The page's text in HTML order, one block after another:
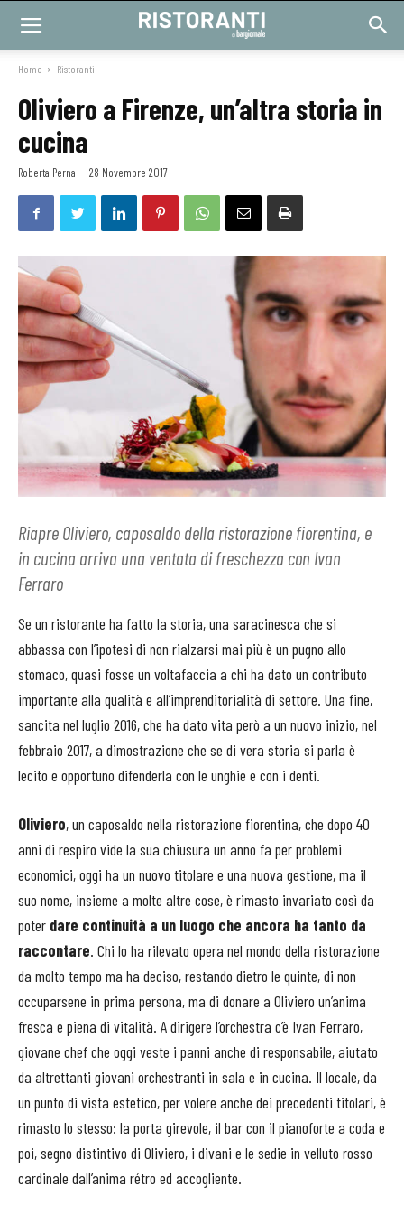
Home Ristoranti
Oliviero a Firenze, un’altra storia in
cucina
Roberta Perna - 28 Novembre 2017
Riapre Oliviero, caposaldo della ristorazione fiorentina, e
in cucina arriva una ventata di freschezza con Ivan
Ferraro
Se un ristorante ha fatto la storia, una saracinesca che si
abbassa con l’ipotesi di non rialzarsi mai più è un pugno allo
stomaco, quasi fosse un voltafaccia a chi ha dato un contributo
importante alla qualità e all’imprenditorialità di settore. Una fine,
sancita nel luglio 2016, che ha dato vita però a un nuovo inizio, nel
febbraio 2017, a dimostrazione che se di vera storia si parla è
lecito e opportuno difenderla con le unghie e con i denti.
Oliviero, un caposaldo nella ristorazione fiorentina, che dopo 40
anni di respiro vide la sua chiusura un anno fa per problemi
economici, oggi ha un nuovo titolare e una nuova gestione, ma il
suo nome, insieme a molte altre cose, è rimasto invariato così da
poter dare continuità a un luogo che ancora ha tanto da
raccontare. Chi lo ha rilevato opera nel mondo della ristorazione
da molto tempo ma ha deciso, restando dietro le quinte, di non
occuparsene in prima persona, ma di donare a Oliviero un’anima
fresca e piena di vitalità. A dirigere l’orchestra c’è Ivan Ferraro,
giovane chef che oggi veste i panni anche di responsabile, aiutato
da altrettanti giovani orchestranti in sala e in cucina. Il locale, da
un punto di vista estetico, per volere anche dei precedenti titolari, è
rimasto lo stesso: la porta girevole, il bar con il pianoforte a coda e
poi, segno distintivo di Oliviero, i divani e le sedie in velluto rosso
cardinale dall’anima rétro ed accogliente.